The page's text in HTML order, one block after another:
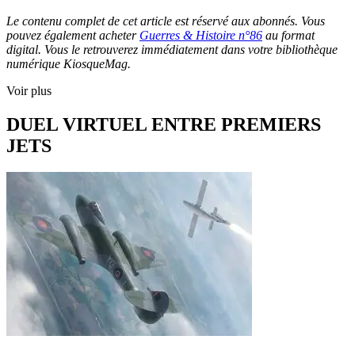
Le contenu complet de cet article est réservé aux abonnés. Vous
pouvez également acheter Guerres & Histoire n°86 au format
digital. Vous le retrouverez immédiatement dans votre bibliothèque
numérique KiosqueMag.
Voir plus
DUEL VIRTUEL ENTRE PREMIERS
JETS